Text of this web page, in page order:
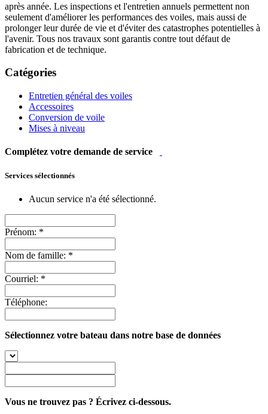
après année. Les inspections et l'entretien annuels permettent non
seulement d'améliorer les performances des voiles, mais aussi de
prolonger leur durée de vie et d'éviter des catastrophes potentielles à
l'avenir. Tous nos travaux sont garantis contre tout défaut de
fabrication et de technique.
Catégories
Entretien général des voiles
Accessoires
Conversion de voile
Mises à niveau
Complétez votre demande de service
Services sélectionnés
Aucun service n'a été sélectionné.
Prénom: *
Nom de famille: *
Courriel: *
Téléphone:
Sélectionnez votre bateau dans notre base de données
Vous ne trouvez pas ? Écrivez ci-dessous.